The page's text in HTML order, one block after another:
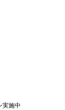
実施中